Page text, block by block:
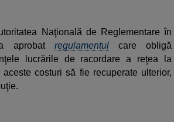
Naţională de Reglementare în
aprobat regulamentulcare obligă
lucrările de racordare a reţea la
costuri să fie recuperate ulterior,